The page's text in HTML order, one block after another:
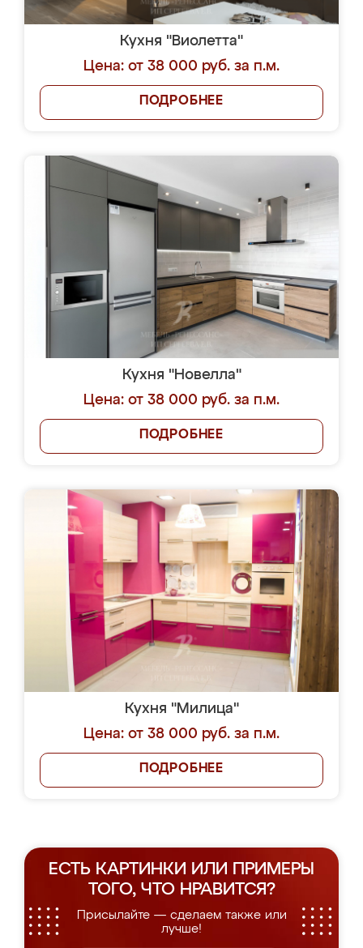
Кухня "Виолетта"
Цена: от 38 000 руб. за п.м.
ПОДРОБНЕЕ
Кухня "Новелла"
Цена: от 38 000 руб. за п.м.
ПОДРОБНЕЕ
Кухня "Милица"
Цена: от 38 000 руб. за п.м.
ПОДРОБНЕЕ
ЕСТЬ КАРТИНКИ ИЛИ ПРИМЕРЫ
ТОГО, ЧТО НРАВИТСЯ?
Присылайте — сделаем также или
лучше!